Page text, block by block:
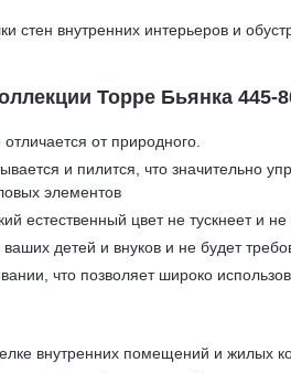
стен внутренних интерьеров и
Торре Бьянка 445-
отличается от природного.
и пилится, что значительно
элементов
естественный цвет не тускнеет и
детей и внуков и не будет
что позволяет широко
внутренних помещений и жилых